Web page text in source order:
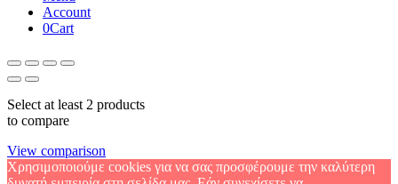
Account
0Cart
Select at least 2 products
to compare
View comparison
Χρησιμοποιούμε cookies για να σας προσφέρουμε την καλύτερη